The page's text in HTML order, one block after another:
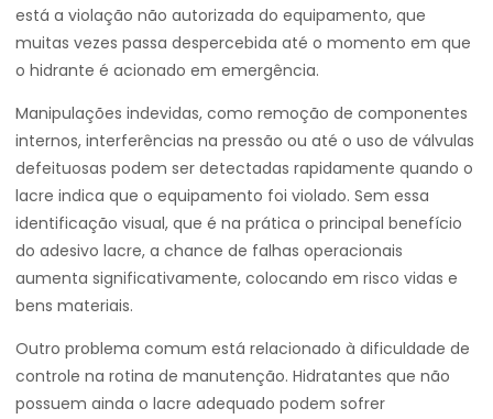
está a violação não autorizada do equipamento, que
muitas vezes passa despercebida até o momento em que
o hidrante é acionado em emergência.
Manipulações indevidas, como remoção de componentes
internos, interferências na pressão ou até o uso de válvulas
defeituosas podem ser detectadas rapidamente quando o
lacre indica que o equipamento foi violado. Sem essa
identificação visual, que é na prática o principal benefício
do adesivo lacre, a chance de falhas operacionais
aumenta significativamente, colocando em risco vidas e
bens materiais.
Outro problema comum está relacionado à dificuldade de
controle na rotina de manutenção. Hidratantes que não
possuem ainda o lacre adequado podem sofrer